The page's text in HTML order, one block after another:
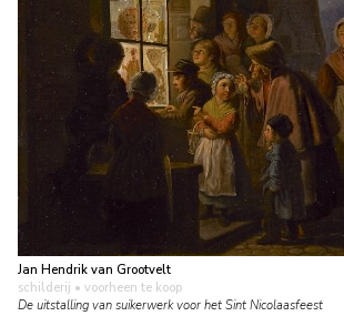
Jan Hendrik van Grootvelt
schilderij • voorheen te koop
De uitstalling van suikerwerk voor het Sint Nicolaasfeest